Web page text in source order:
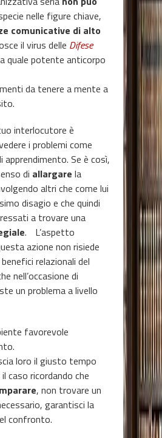
nelle figure chiave,
comunicative di alto
il virus delle Difese
quale potente anticorpo
da tenere a mente a
interlocutore è
i problemi come
apprendimento. Se è così,
di allargare la
altri che come lui
disagio e che quindi
a trovare una
. L’aspetto
azione non risiede
relazionali del
nell’occasione di
un problema a livello
favorevole
loro il giusto tempo
caso ricordando che
, non trovare un
garantisci la
confronto.